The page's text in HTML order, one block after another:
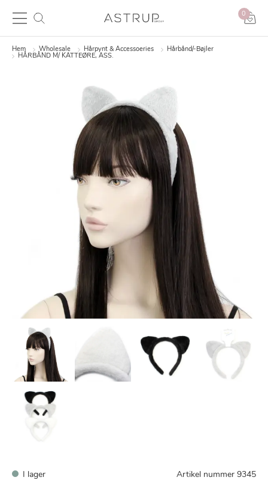
0
Hem Wholesale Hårpynt & Accessoeries
Hårbånd/-Bøjler
HÅRBÅND M/ KATTEØRE, ASS.
I lager Artikel nummer 9345